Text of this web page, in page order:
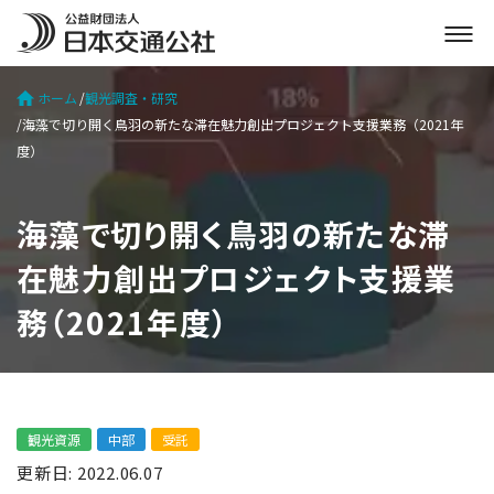
メ
ニ
ー
ホーム 観光調査・研究
海藻で切り開く鳥羽の新たな滞在魅力創出プロジェクト支援業務（2021年
度）
海藻で切り開く鳥羽の新たな滞
在魅力創出プロジェクト支援業
務（2021年度）
観光資源 中部 受託
更新日: 2022.06.07